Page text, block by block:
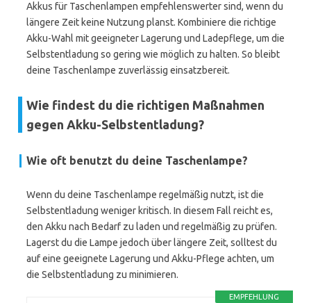
Akkus für Taschenlampen empfehlenswerter sind, wenn du
längere Zeit keine Nutzung planst. Kombiniere die richtige
Akku-Wahl mit geeigneter Lagerung und Ladepflege, um die
Selbstentladung so gering wie möglich zu halten. So bleibt
deine Taschenlampe zuverlässig einsatzbereit.
Wie findest du die richtigen Maßnahmen
gegen Akku-Selbstentladung?
Wie oft benutzt du deine Taschenlampe?
Wenn du deine Taschenlampe regelmäßig nutzt, ist die
Selbstentladung weniger kritisch. In diesem Fall reicht es,
den Akku nach Bedarf zu laden und regelmäßig zu prüfen.
Lagerst du die Lampe jedoch über längere Zeit, solltest du
auf eine geeignete Lagerung und Akku-Pflege achten, um
die Selbstentladung zu minimieren.
EMPFEHLUNG